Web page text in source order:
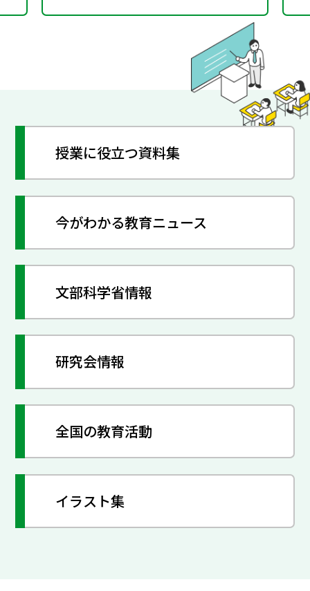
授業に役立つ資料集
今がわかる教育ニュース
文部科学省情報
研究会情報
全国の教育活動
イラスト集